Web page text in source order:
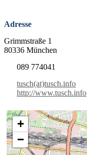
Adresse
Grimmstraße 1
80336 München
089 774041
tusch(at)tusch.info
http://www.tusch.info
+
−